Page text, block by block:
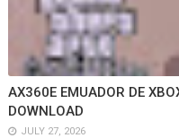
AX360E EMUADOR DE
DOWNLOAD
JULY 27, 2026